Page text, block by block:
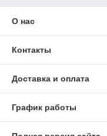
О нас
Контакты
Доставка и оплата
График работы